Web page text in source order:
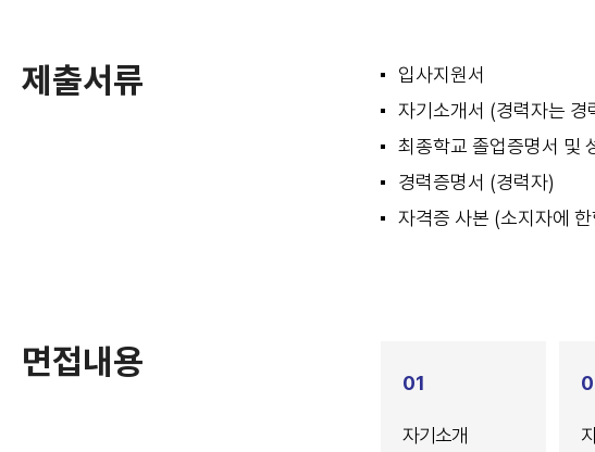
제출서류
입사지원서
자기소개서 (경력자는 경
최종학교 졸업증명서 및
경력증명서 (경력자)
자격증 사본 (소지자에 한
면접내용
01
자기소개